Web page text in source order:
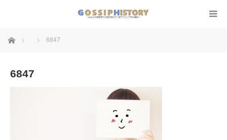
ホーム 6847
6847